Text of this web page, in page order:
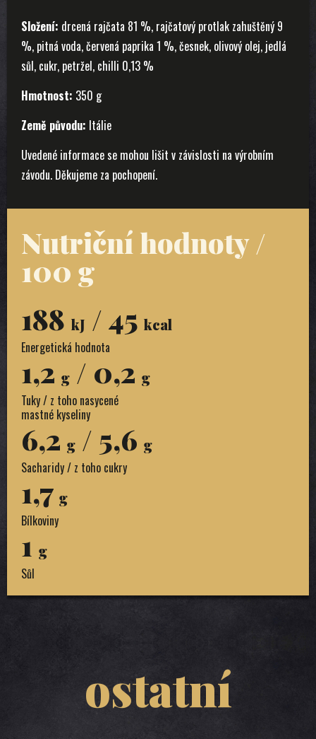
Složení: drcená rajčata 81 %, rajčatový protlak zahuštěný 9
%, pitná voda, červená paprika 1 %, česnek, olivový olej, jedlá
sůl, cukr, petržel, chilli 0,13 %
Hmotnost: 350 g
Země původu: Itálie
Uvedené informace se mohou lišit v závislosti na výrobním
závodu. Děkujeme za pochopení.
Nutriční hodnoty /
100 g
188 kJ / 45 kcal
Energetická hodnota
1,2 g / 0,2 g
Tuky / z toho nasycené
mastné kyseliny
6,2 g / 5,6 g
Sacharidy / z toho cukry
1,7 g
Bílkoviny
1 g
Sůl
ostatní